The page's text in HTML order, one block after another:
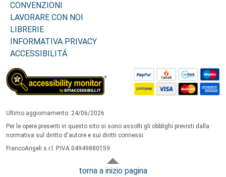
CONVENZIONI
LAVORARE CON NOI
LIBRERIE
INFORMATIVA PRIVACY
ACCESSIBILITÁ
Ultimo aggiornamento: 24/06/2026
Per le opere presenti in questo sito si sono assolti gli obblighi previsti dalla
normativa sul diritto d'autore e sui diritti connessi.
FrancoAngeli s.r.l. P.IVA 04949880159
torna a inizio pagina